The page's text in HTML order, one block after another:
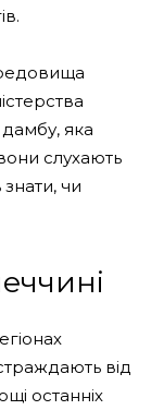
яка
слухають
чи
від
останніх